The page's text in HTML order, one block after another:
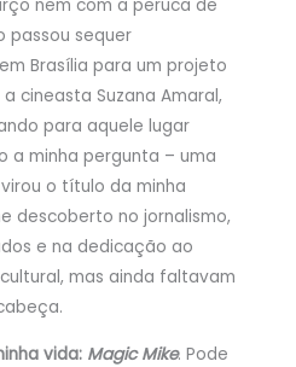
nem com a peruca de
passou sequer
Brasília para um projeto
cineasta Suzana Amaral,
para aquele lugar
a minha pergunta – uma
o título da minha
descoberto no jornalismo,
e na dedicação ao
mas ainda faltavam
vida: Magic Mike. Pode